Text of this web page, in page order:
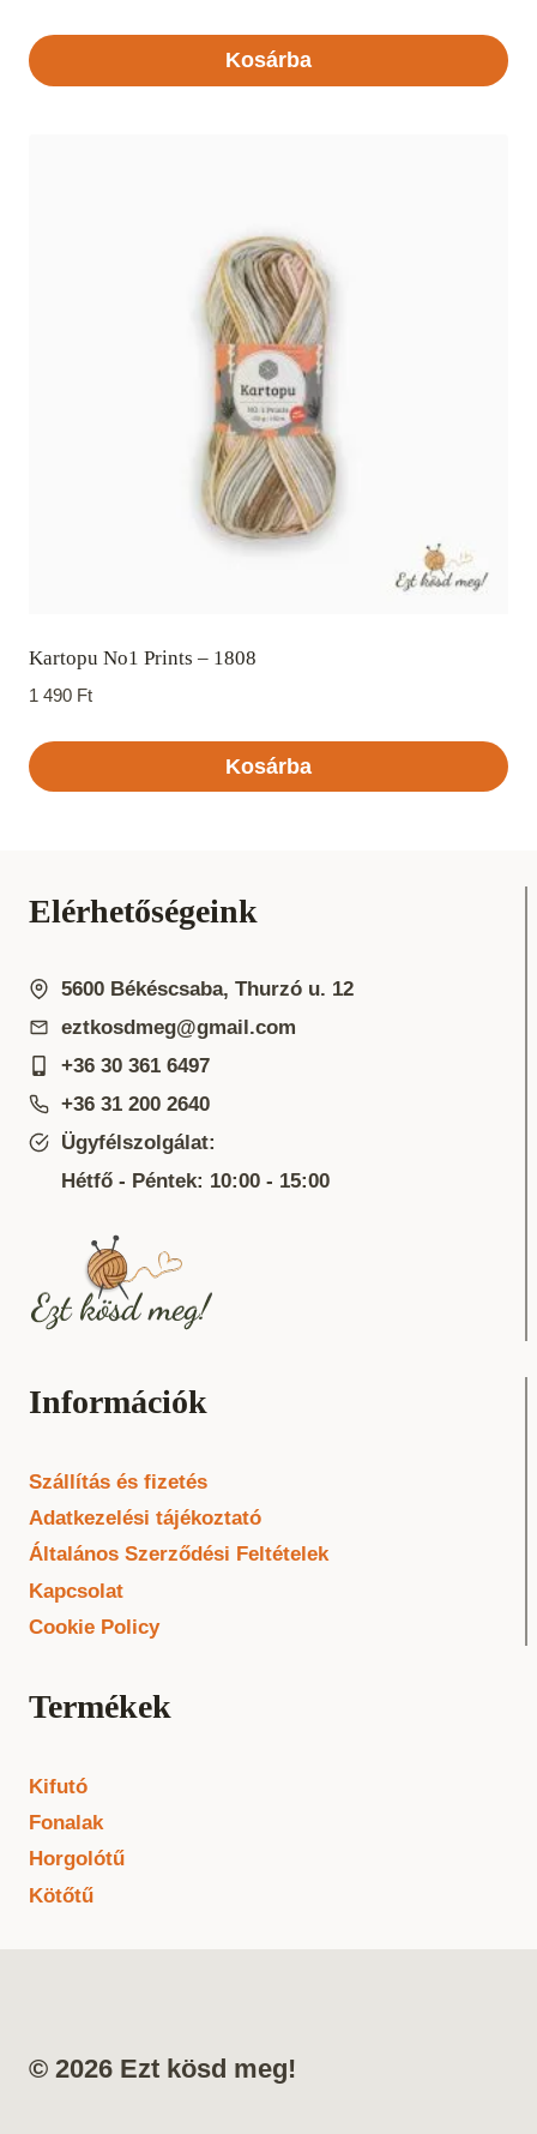
Kosárba
Kartopu No1 Prints – 1808
1 490 Ft
Kosárba
Elérhetőségeink
5600 Békéscsaba, Thurzó u. 12
eztkosdmeg@gmail.com
+36 30 361 6497
+36 31 200 2640
Ügyfélszolgálat:
Hétfő - Péntek: 10:00 - 15:00
Információk
Szállítás és fizetés
Adatkezelési tájékoztató
Általános Szerződési Feltételek
Kapcsolat
Cookie Policy
Termékek
Kifutó
Fonalak
Horgolótű
Kötőtű
© 2026 Ezt kösd meg!